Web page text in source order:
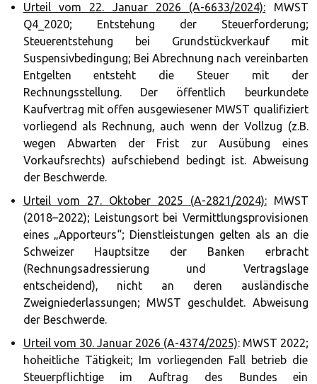
Urteil vom 22. Januar 2026 (A-6633/2024): MWST
Q4_2020; Entstehung der Steuerforderung;
Steuerentstehung bei Grundstückverkauf mit
Suspensivbedingung; Bei Abrechnung nach vereinbarten
Entgelten entsteht die Steuer mit der
Rechnungsstellung. Der öffentlich beurkundete
Kaufvertrag mit offen ausgewiesener MWST qualifiziert
vorliegend als Rechnung, auch wenn der Vollzug (z.B.
wegen Abwarten der Frist zur Ausübung eines
Vorkaufsrechts) aufschiebend bedingt ist. Abweisung
der Beschwerde.
Urteil vom 27. Oktober 2025 (A-2821/2024):MWST
(2018–2022); Leistungsort bei Vermittlungsprovisionen
eines „Apporteurs“; Dienstleistungen gelten als an die
Schweizer Hauptsitze der Banken erbracht
(Rechnungsadressierung und Vertragslage
entscheidend), nicht an deren ausländische
Zweigniederlassungen; MWST geschuldet. Abweisung
der Beschwerde.
Urteil vom 30. Januar 2026 (A-4374/2025): MWST 2022;
hoheitliche Tätigkeit; Im vorliegenden Fall betrieb die
Steuerpflichtige im Auftrag des Bundes ein